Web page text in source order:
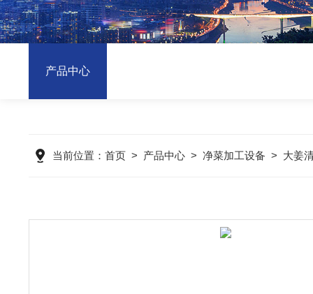
产品中心
当前位置： 首页> 产品中心> 净菜加工设备 > 大姜